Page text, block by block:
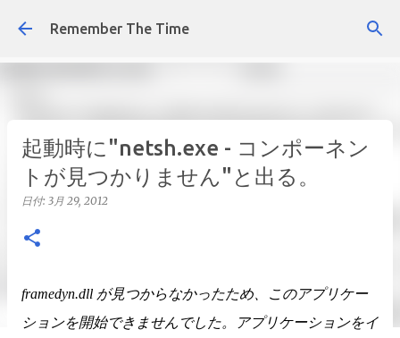
スキップしてメイン コンテンツに移動
Remember The Time
起動時に"netsh.exe - コンポーネン
トが見つかりません"と出る。
日付: 3月 29, 2012
framedyn.dll が見つからなかったため、このアプリケー
ションを開始できませんでした。アプリケーションをイ